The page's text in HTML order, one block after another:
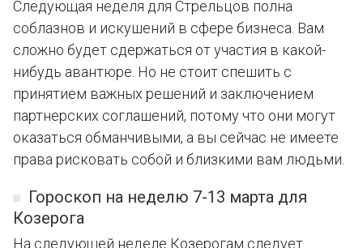
Следующая неделя для Стрельцов полна
соблазнов и искушений в сфере бизнеса. Вам
сложно будет сдержаться от участия в какой-
нибудь авантюре. Но не стоит спешить с
принятием важных решений и заключением
партнерских соглашений, потому что они могут
оказаться обманчивыми, а вы сейчас не имеете
права рисковать собой и близкими вам людьми.
Гороскоп на неделю 7-13 марта для
Козерога
На следующей неделе Козерогам следует